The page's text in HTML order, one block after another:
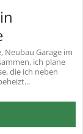
Neubau Garage im
ich plane
die ich neben